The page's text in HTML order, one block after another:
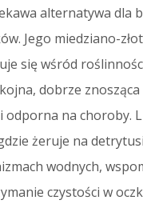
alternatywa dla
Jego miedziano-
się wśród
dobrze
odporna na choroby.
żeruje na
wodnych,
czystości w